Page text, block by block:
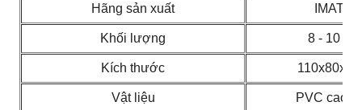
Hãng sản xuất IMATS
Khối lượng 8 - 10 Kg
Kích thước
Vật liệu PVC cao